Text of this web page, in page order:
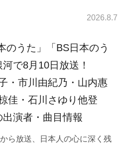
2026.8.7
のうた」「BS日本のう
河で8月10日放送！
・市川由紀乃・山内惠
佳・石川さゆり他登
演者・曲目情報
ら放送、日本人の心に深く残